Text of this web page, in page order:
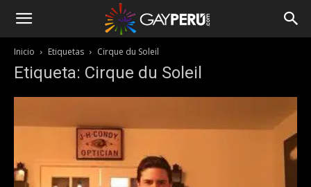
Inicio Etiquetas Cirque du Soleil
Etiqueta: Cirque du Soleil